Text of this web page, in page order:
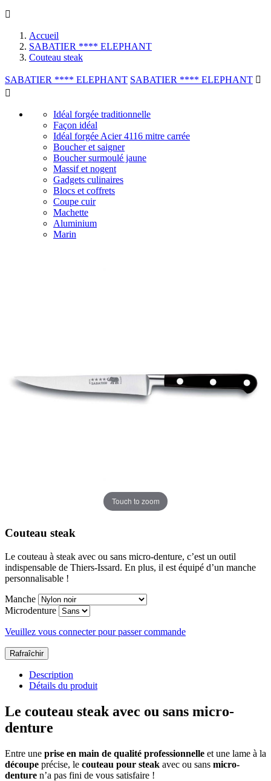

Accueil
SABATIER **** ELEPHANT
Couteau steak
SABATIER **** ELEPHANT SABATIER **** ELEPHANT 

Idéal forgée traditionnelle
Façon idéal
Idéal forgée Acier 4116 mitre carrée
Boucher et saigner
Boucher surmoulé jaune
Massif et nogent
Gadgets culinaires
Blocs et coffrets
Coupe cuir
Machette
Aluminium
Marin
Touch to zoom
Couteau steak
Le couteau à steak avec ou sans micro-denture, c’est un outil
indispensable de Thiers-Issard. En plus, il est équipé d’un manche
personnalisable !
Manche
Microdenture
Veuillez vous connecter pour passer commande
Description
Détails du produit
Le couteau steak avec ou sans micro-
denture
Entre une prise en main de qualité professionnelle et une lame à la
découpe précise, le couteau pour steak avec ou sans micro-
denture n’a pas fini de vous satisfaire !